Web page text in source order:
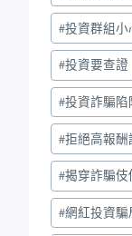
#投資群組小
#投資要查證
#投資詐騙陷
#拒絕高報酬
#揭穿詐騙伎
#網紅投資騙